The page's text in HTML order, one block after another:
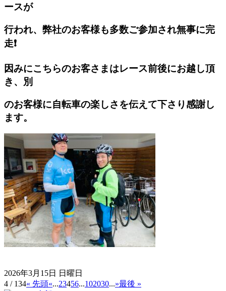
ースが
行われ、弊社のお客様も多数ご参加され無事に完
走❗️
因みにこちらのお客さまはレース前後にお越し頂
き、別
のお客様に自転車の楽しさを伝えて下さり感謝し
ます。
2026年3月15日 日曜日
4 / 134« 先頭«...23456...102030...»最後 »